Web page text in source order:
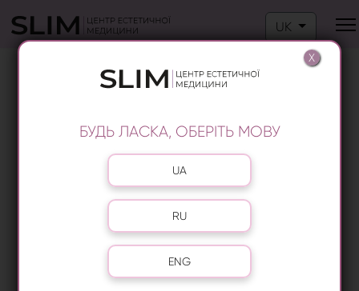
Оберіть свою
UK
ЛІКУВАННЯ ВІДШАРУВАННЯ
НІГТЬОВОЇ ПЛАСТИНИ НА ГОЛОСІЇВО
БУДЬ ЛАСКА, ОБЕРІТЬ МОВУ
Оберіть свою мову
UA
RU
ENG
X